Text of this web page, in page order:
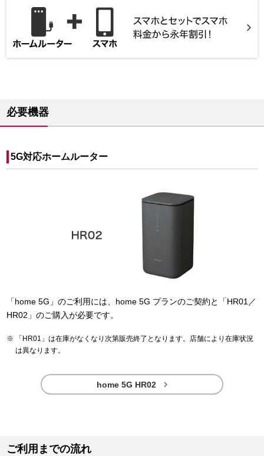
必要機器
5G対応ホームルーター
「home 5G」のご利用には、home 5G プランのご契約と「HR01／
HR02」のご購入が必要です。
「HR01」は在庫がなくなり次第販売終了となります。店舗により在庫状況
は異なります。
home 5G HR02 
ご利用までの流れ